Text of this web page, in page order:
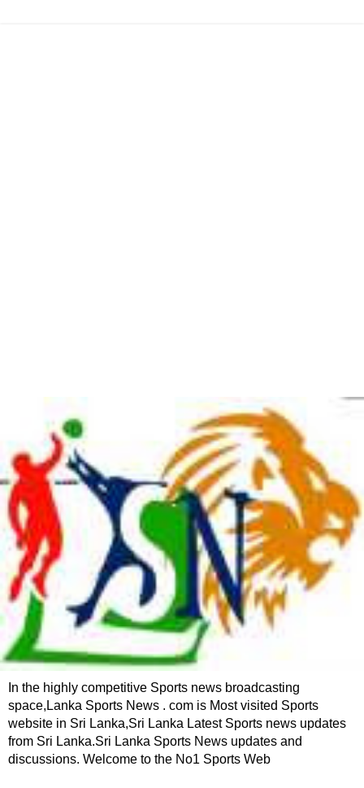
In the highly competitive Sports news broadcasting
space,Lanka Sports News . com is Most visited Sports
website in Sri Lanka,Sri Lanka Latest Sports news updates
from Sri Lanka.Sri Lanka Sports News updates and
discussions. Welcome to the No1 Sports Web